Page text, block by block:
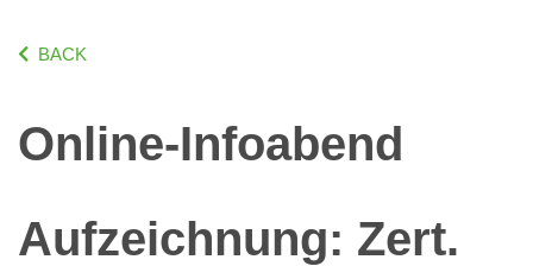
BACK
Online-Infoabend
Aufzeichnung: Zert.